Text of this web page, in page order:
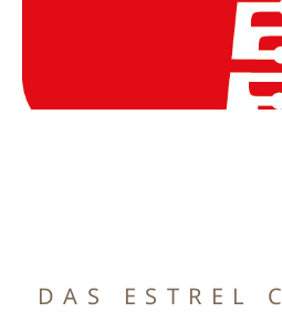
DAS ESTREL